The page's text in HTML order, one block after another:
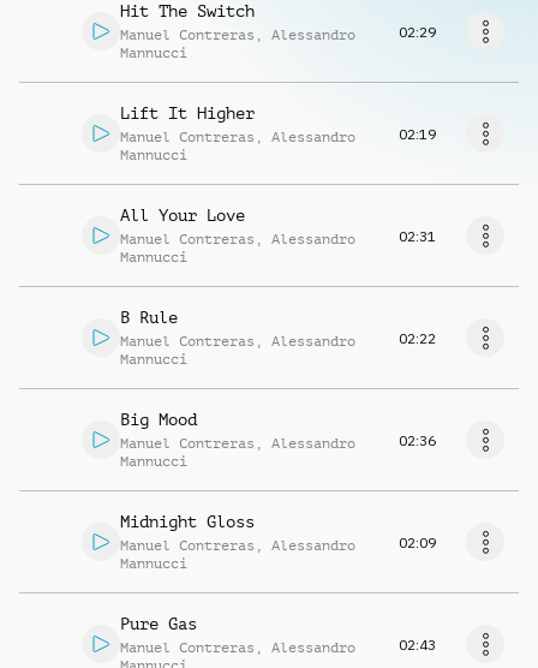
Hit The Switch
Manuel Contreras , Alessandro
Mannucci
02:29
Lift It Higher
Manuel Contreras , Alessandro
Mannucci
02:19
All Your Love
Manuel Contreras , Alessandro
Mannucci
02:31
B Rule
Manuel Contreras , Alessandro
Mannucci
02:22
Big Mood
Manuel Contreras , Alessandro
Mannucci
02:36
Midnight Gloss
Manuel Contreras , Alessandro
Mannucci
02:09
Pure Gas
Manuel Contreras , Alessandro
02:43